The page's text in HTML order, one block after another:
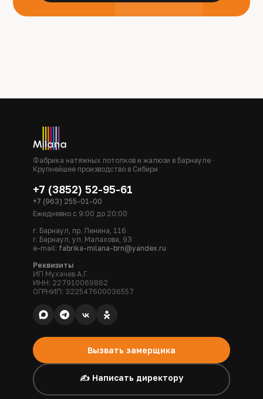
Фабрика натяжных потолков и жалюзи в Барнауле ·
Крупнейшее производство в Сибири
+7 (3852) 52-95-61
+7 (963) 255-01-00
Ежедневно с 9:00 до 20:00
г. Барнаул, пр. Ленина, 116
г. Барнаул, ул. Малахова, 93
e-mail: fabrika-milana-brn@yandex.ru
Реквизиты
ИП Мухачев А.Г.
ИНН: 227910069862
ОГРНИП: 322547600036557
Вызвать замерщика
✍️ Написать директору